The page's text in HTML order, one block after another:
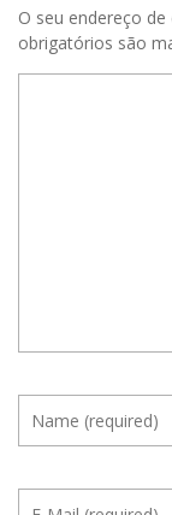
O seu endereço
obrigatórios são